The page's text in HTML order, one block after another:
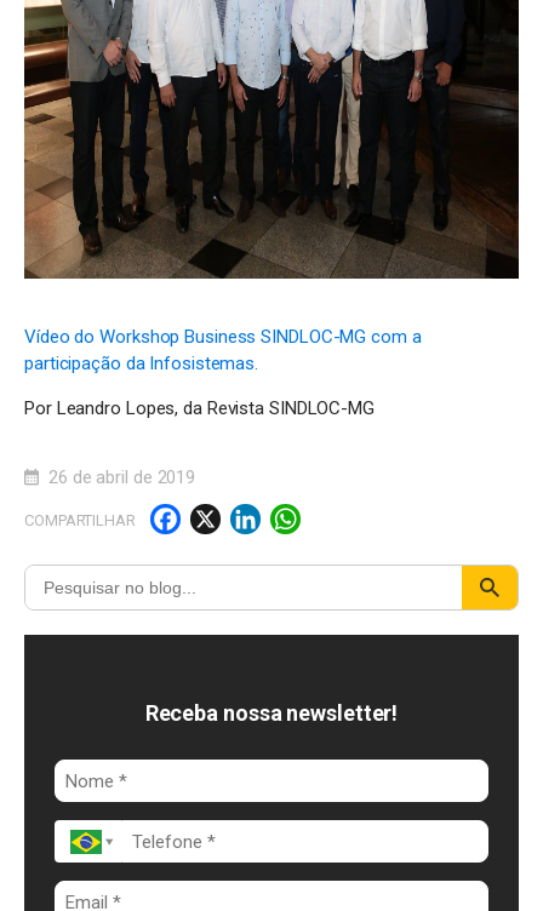
Vídeo do Workshop Business SINDLOC-MG com a
participação da Infosistemas.
Por Leandro Lopes, da Revista SINDLOC-MG
26 de abril de 2019
COMPARTILHAR
F
a
c
e
o
o
k
X Li
n
k
e
I
n
W
h
a
t
A
p
p
Receba nossa newsletter!